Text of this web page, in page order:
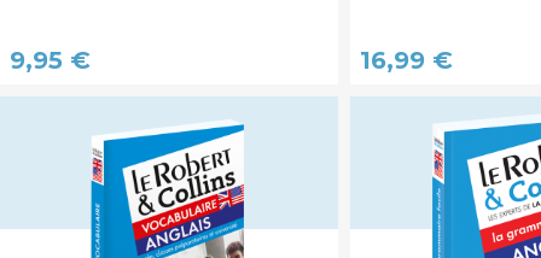
9,95 € 16,99 €